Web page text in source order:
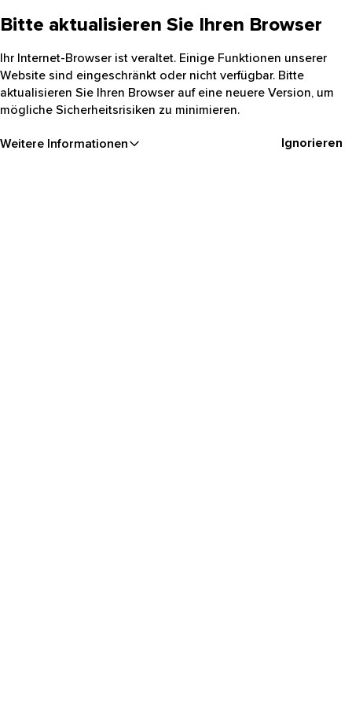
Bitte aktualisieren Sie Ihren Browser
Ihr Internet-Browser ist veraltet. Einige Funktionen unserer
Website sind eingeschränkt oder nicht verfügbar. Bitte
aktualisieren Sie Ihren Browser auf eine neuere Version, um
mögliche Sicherheitsrisiken zu minimieren.
Weitere Informationen Ignorieren